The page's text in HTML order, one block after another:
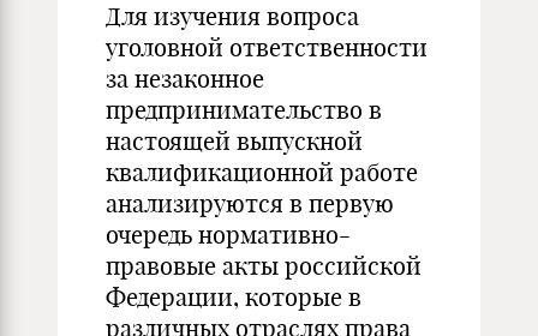
Для изучения вопроса
уголовной ответственности
за незаконное
предпринимательство в
настоящей выпускной
квалификационной работе
анализируются в первую
очередь нормативно-
правовые акты российской
Федерации, которые в
различных отраслях права